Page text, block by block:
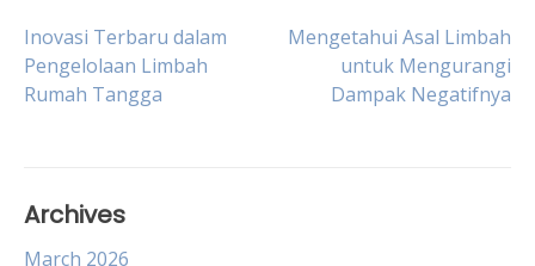
Post
navigation
Inovasi Terbaru dalam
Pengelolaan Limbah
Rumah Tangga
Mengetahui Asal Limbah
untuk Mengurangi
Dampak Negatifnya
Archives
March 2026